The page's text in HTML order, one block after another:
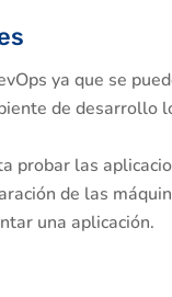
ya que se
de desarrollo
probar las
de las
una aplicación.